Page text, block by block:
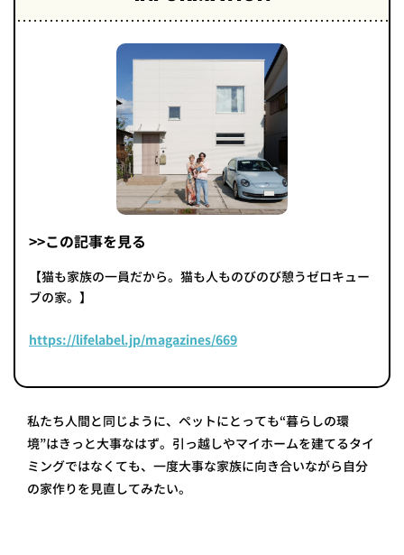
>>この記事を見る
【猫も家族の一員だから。猫も人ものびのび憩うゼロキュー
ブの家。】
https://lifelabel.jp/magazines/669
私たち人間と同じように、ペットにとっても“暮らしの環
境”はきっと大事なはず。引っ越しやマイホームを建てるタイ
ミングではなくても、一度大事な家族に向き合いながら自分
の家作りを見直してみたい。